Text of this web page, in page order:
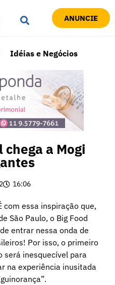
ANUNCIE
Idéias e Negócios
chega a Mogi
16:06
com essa inspiração que,
São Paulo, o Big Food
entrar nessa onda de
Por isso, o primeiro
será inesquecível para
na experiência inusitada